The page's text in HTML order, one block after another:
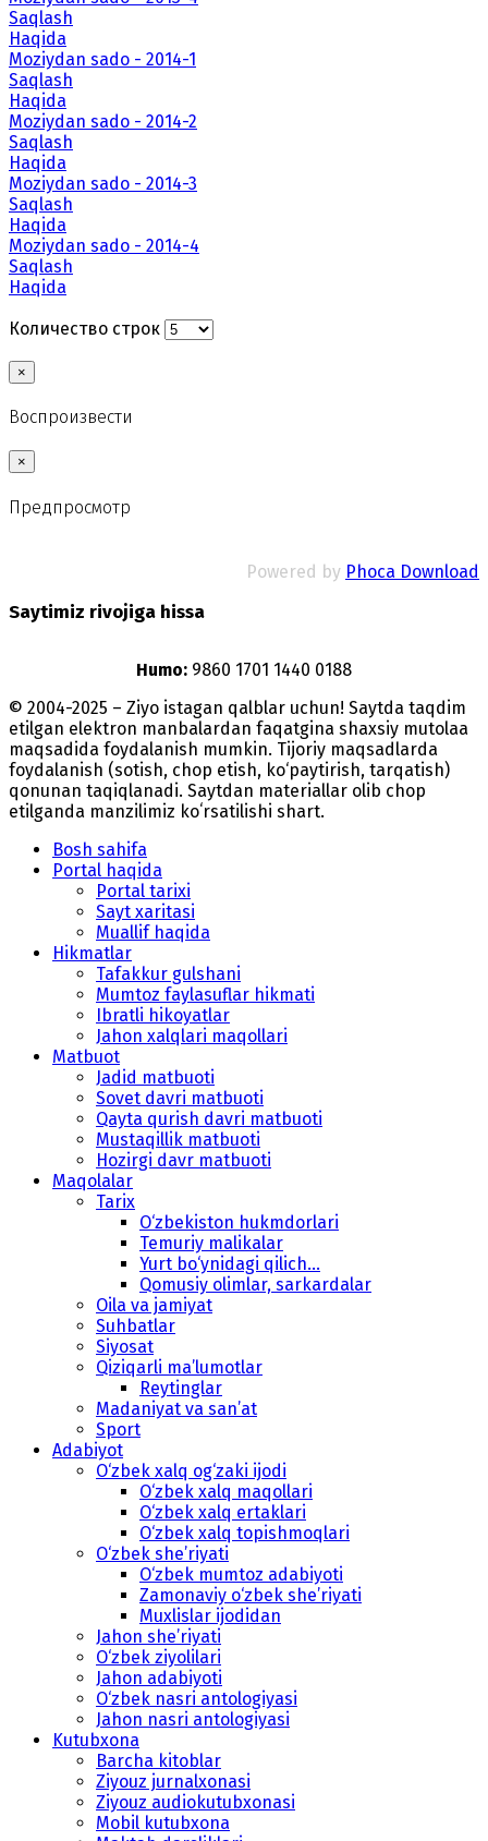
Saqlash
Haqida
Moziydan sado - 2014-1
Saqlash
Haqida
Moziydan sado - 2014-2
Saqlash
Haqida
Moziydan sado - 2014-3
Saqlash
Haqida
Moziydan sado - 2014-4
Saqlash
Haqida
Количество строк
×
Воспроизвести
×
Предпросмотр
Powered by Phoca Download
Saytimiz rivojiga hissa
Humo: 9860 1701 1440 0188
© 2004-2025 – Ziyo istagan qalblar uchun! Saytda taqdim
etilgan elektron manbalardan faqatgina shaxsiy mutolaa
maqsadida foydalanish mumkin. Tijoriy maqsadlarda
foydalanish (sotish, chop etish, ko‘paytirish, tarqatish)
qonunan taqiqlanadi. Saytdan materiallar olib chop
etilganda manzilimiz koʻrsatilishi shart.
Bosh sahifa
Portal haqida
Portal tarixi
Sayt xaritasi
Muallif haqida
Hikmatlar
Tafakkur gulshani
Mumtoz faylasuflar hikmati
Ibratli hikoyatlar
Jahon xalqlari maqollari
Matbuot
Jadid matbuoti
Sovet davri matbuoti
Qayta qurish davri matbuoti
Mustaqillik matbuoti
Hozirgi davr matbuoti
Maqolalar
Tarix
O‘zbekiston hukmdorlari
Temuriy malikalar
Yurt bo‘ynidagi qilich...
Qomusiy olimlar, sarkardalar
Oila va jamiyat
Suhbatlar
Siyosat
Qiziqarli ma’lumotlar
Reytinglar
Madaniyat va san’at
Sport
Adabiyot
O‘zbek xalq og‘zaki ijodi
O‘zbek xalq maqollari
O‘zbek xalq ertaklari
O‘zbek xalq topishmoqlari
O‘zbek she’riyati
O‘zbek mumtoz adabiyoti
Zamonaviy o‘zbek she’riyati
Muxlislar ijodidan
Jahon she’riyati
O‘zbek ziyolilari
Jahon adabiyoti
O‘zbek nasri antologiyasi
Jahon nasri antologiyasi
Kutubxona
Barcha kitoblar
Ziyouz jurnalxonasi
Ziyouz audiokutubxonasi
Mobil kutubxona